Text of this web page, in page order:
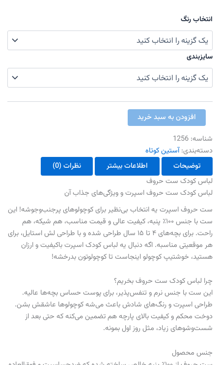
انتخاب رنگ
سایزبندی
ست
حروف
عدد
افزودن به سبد خرید
شناسه: 1256
دسته‌بندی:آستین کوتاه
توضیحات
اطلاعات بیشتر
نظرات (0)
لباس کودک ست حروف
لباس کودک ست حروف اسپرت و ویژگی‌های جذاب آن
ست حروف اسپرت یه انتخاب بی‌نظیر برای کوچولوهای پرجنب‌وجوشه! این
ست با جنس ۱۰۰٪ پنبه، کیفیت عالی و قیمت مناسب، هم شیکه، هم
راحت. برای بچه‌های ۴ تا ۱۵ سال طراحی شده و با طراحی لش استایل، برای
هر موقعیتی مناسبه. اگه دنبال یه لباس کودک اسپرت باکیفیت و ارزان
هستید، خوشتیپ کوچولو اینجاست تا کوچولوتون بدرخشه!
چرا لباس کودک ست حروف بخریم؟
این ست با جنس نرم و تنفس‌پذیر، برای پوست حساس بچه‌ها عالیه.
طراحی اسپرت و رنگ‌های شادش باعث می‌شه کوچولوها عاشقش بشن.
دوخت محکم و کیفیت بالای پارچه هم تضمین می‌کنه که حتی بعد از
شست‌وشوهای زیاد، مثل روز اول بمونه.
جنس محصول